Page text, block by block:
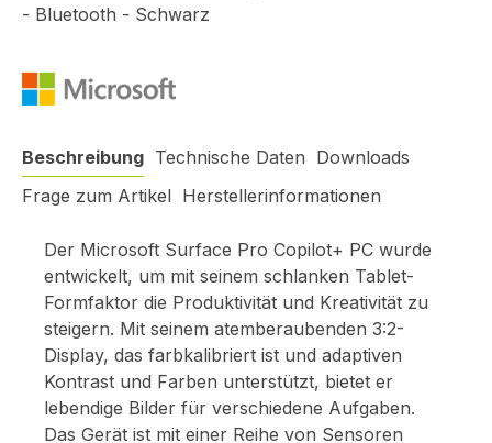
- Bluetooth - Schwarz
Beschreibung Technische Daten Downloads
Frage zum Artikel Herstellerinformationen
Der Microsoft Surface Pro Copilot+ PC wurde
entwickelt, um mit seinem schlanken Tablet-
Formfaktor die Produktivität und Kreativität zu
steigern. Mit seinem atemberaubenden 3:2-
Display, das farbkalibriert ist und adaptiven
Kontrast und Farben unterstützt, bietet er
lebendige Bilder für verschiedene Aufgaben.
Das Gerät ist mit einer Reihe von Sensoren